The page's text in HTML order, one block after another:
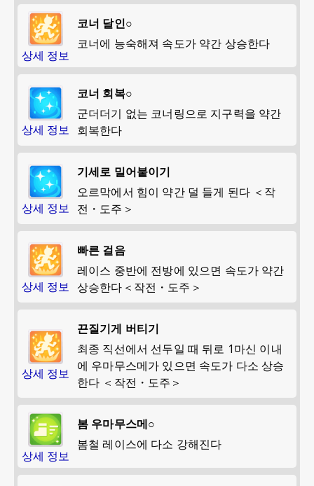
상세 정보
코너 달인○
코너에 능숙해져 속도가 약간 상승한다
상세 정보
코너 회복○
군더더기 없는 코너링으로 지구력을 약간
회복한다
상세 정보
기세로 밀어붙이기
오르막에서 힘이 약간 덜 들게 된다 ＜작
전・도주＞
상세 정보
빠른 걸음
레이스 중반에 전방에 있으면 속도가 약간
상승한다＜작전・도주＞
상세 정보
끈질기게 버티기
최종 직선에서 선두일 때 뒤로 1마신 이내
에 우마무스메가 있으면 속도가 다소 상승
한다 ＜작전・도주＞
상세 정보
봄 우마무스메○
봄철 레이스에 다소 강해진다